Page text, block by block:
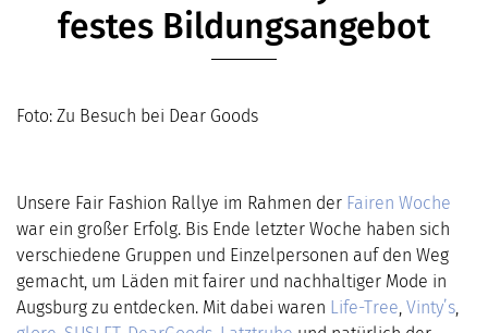
festes Bildungsangebot
Foto: Zu Besuch bei Dear Goods
Unsere Fair Fashion Rallye im Rahmen der Fairen Woche
war ein großer Erfolg. Bis Ende letzter Woche haben sich
verschiedene Gruppen und Einzelpersonen auf den Weg
gemacht, um Läden mit fairer und nachhaltiger Mode in
Augsburg zu entdecken. Mit dabei waren Life-Tree, Vinty’s,